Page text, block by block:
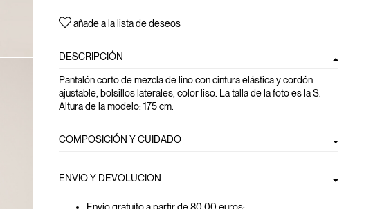
añade a la lista de deseos
DESCRIPCIÓN
Pantalón corto de mezcla de lino con cintura elástica y cordón
ajustable, bolsillos laterales, color liso. La talla de la foto es la S.
Altura de la modelo: 175 cm.
COMPOSICIÓN Y CUIDADO
ENVIO Y DEVOLUCION